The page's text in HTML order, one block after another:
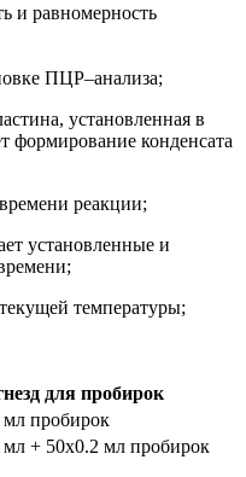
и равномерность
ПЦР–анализа;
установленная в
формирование конденсата
реакции;
установленные и
температуры;
для пробирок
пробирок
+ 50x0.2 мл пробирок